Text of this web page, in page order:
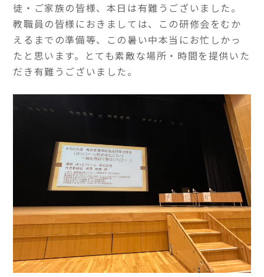
徒・ご家族の皆様、本日は有難うございました。
教職員の皆様におきましては、この研修会をむか
えるまでの準備等、この暑い中本当にお忙しかっ
たと思います。とても素敵な場所・時間を提供いた
だき有難うございました。